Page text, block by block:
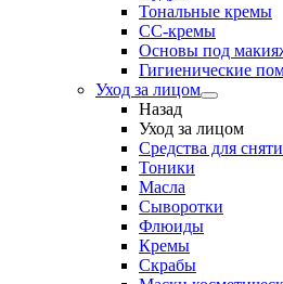
Тональные кремы
CC-кремы
Основы под
Гигиенические
Уход за лицом
Назад
Уход за лицом
Средства для
Тоники
Масла
Сыворотки
Флюиды
Кремы
Скрабы